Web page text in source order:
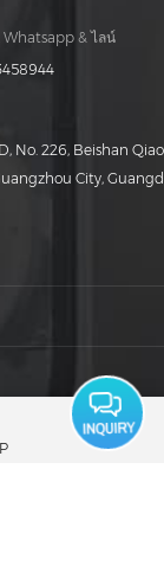
& ไลน์
No. 226, Beishan
City,